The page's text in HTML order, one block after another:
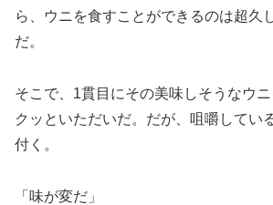
ら、ウニを食すことができるのは超久
だ。
そこで、1貫目にその美味しそうなウ
クッといただいだ。だが、咀嚼してい
付く。
「味が変だ」